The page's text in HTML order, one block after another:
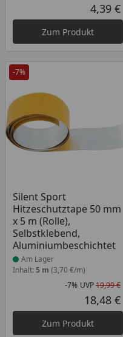
4,39 €
Zum Produkt
-7%
Silent Sport
Hitzeschutztape 50 mm
x 5 m (Rolle),
Selbstklebend,
Aluminiumbeschichtet
Produkt am Lager
Am Lager
Inhalt: 5 m (3,70 €/m)
-7% UVP19,99 €
18,48 €
Zum Produkt